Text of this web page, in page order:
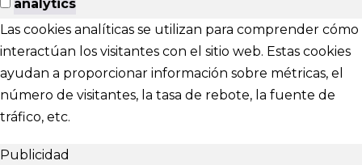
analytics
Las cookies analíticas se utilizan para comprender cómo
interactúan los visitantes con el sitio web. Estas cookies
ayudan a proporcionar información sobre métricas, el
número de visitantes, la tasa de rebote, la fuente de
tráfico, etc.
Publicidad